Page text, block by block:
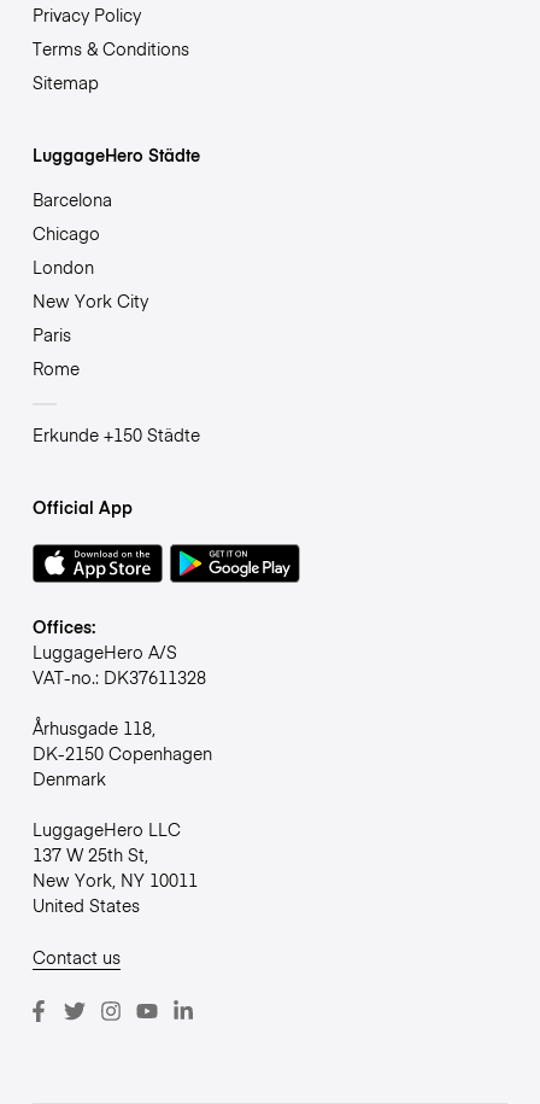
Privacy Policy
Terms & Conditions
Sitemap
LuggageHero Städte
Barcelona
Chicago
London
New York City
Paris
Rome
Erkunde +150 Städte
Official App
Offices:
LuggageHero A/S
VAT-no.: DK37611328
Århusgade 118,
DK-2150 Copenhagen
Denmark
LuggageHero LLC
137 W 25th St,
New York, NY 10011
United States
Contact us